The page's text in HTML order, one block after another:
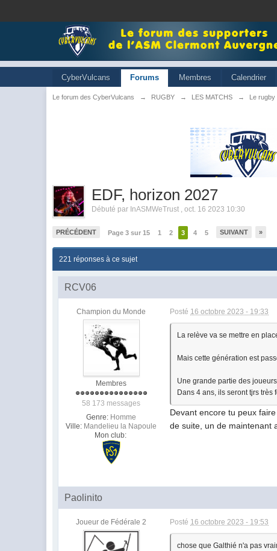
CyberVulcans Forums Membres Calendrier
Le forum des CyberVulcans → RUGBY → LES MATCHS → Le rugby
EDF, horizon 2027
Débuté par InASMWeTrust ,oct. 16 2023 10:30
PRÉCÉDENT Page 3 sur 15 1 2 3 4 5 SUIVANT »
221 réponses à ce sujet
RCV06
Champion du Monde
Membres
58 173 messages
Genre: Homme
Ville: Mandelieu la Napoule
Mon club:
Posté 16 octobre 2023 - 19:33
La relève va se mettre en
Mais cette génération est
Une grande partie des
Dans 4 ans, ils seront tjrs
Devant encore tu peux
de suite, un de maintenant
Paolinito
Joueur de Fédérale 2 Posté 16 octobre 2023 - 19:53
chose que Galthié n'a pas